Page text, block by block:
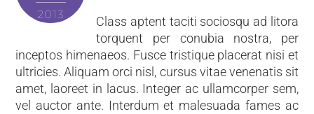
2013
Class aptent taciti sociosqu ad litora
torquent per conubia nostra, per
inceptos himenaeos. Fusce tristique placerat nisi et
ultricies. Aliquam orci nisl, cursus vitae venenatis sit
amet, laoreet in lacus. Integer ac ullamcorper sem,
vel auctor ante. Interdum et malesuada fames ac